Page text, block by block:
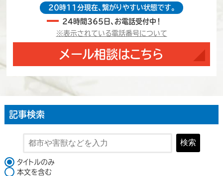
20時11分現在、繋がりやすい状態です。
24時間365日、お電話受付中！
※表示されている電話番号について
メール相談はこちら
記事検索
検索
検索対象
タイトルのみ
本文を含む